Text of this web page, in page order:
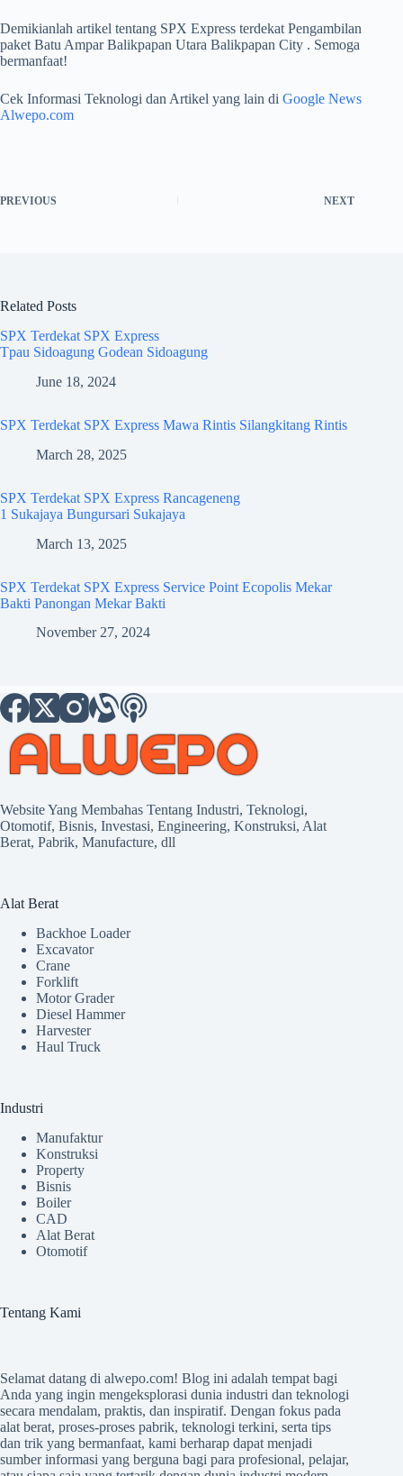
Demikianlah artikel tentang SPX Express terdekat Pengambilan
paket Batu Ampar Balikpapan Utara Balikpapan City . Semoga
bermanfaat!
Cek Informasi Teknologi dan Artikel yang lain di Google News
Alwepo.com
PREVIOUS NEXT
Related Posts
SPX Terdekat SPX Express
Tpau Sidoagung Godean Sidoagung
June 18, 2024
SPX Terdekat SPX Express Mawa Rintis Silangkitang Rintis
March 28, 2025
SPX Terdekat SPX Express Rancageneng
1 Sukajaya Bungursari Sukajaya
March 13, 2025
SPX Terdekat SPX Express Service Point Ecopolis Mekar
Bakti Panongan Mekar Bakti
November 27, 2024
Website Yang Membahas Tentang Industri, Teknologi,
Otomotif, Bisnis, Investasi, Engineering, Konstruksi, Alat
Berat, Pabrik, Manufacture, dll
Alat Berat
Backhoe Loader
Excavator
Crane
Forklift
Motor Grader
Diesel Hammer
Harvester
Haul Truck
Industri
Manufaktur
Konstruksi
Property
Bisnis
Boiler
CAD
Alat Berat
Otomotif
Tentang Kami
Selamat datang di alwepo.com! Blog ini adalah tempat bagi
Anda yang ingin mengeksplorasi dunia industri dan teknologi
secara mendalam, praktis, dan inspiratif. Dengan fokus pada
alat berat, proses-proses pabrik, teknologi terkini, serta tips
dan trik yang bermanfaat, kami berharap dapat menjadi
sumber informasi yang berguna bagi para profesional, pelajar,